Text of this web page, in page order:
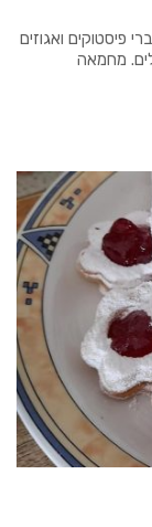
פיסטוקים ואגוזים
מחמאה